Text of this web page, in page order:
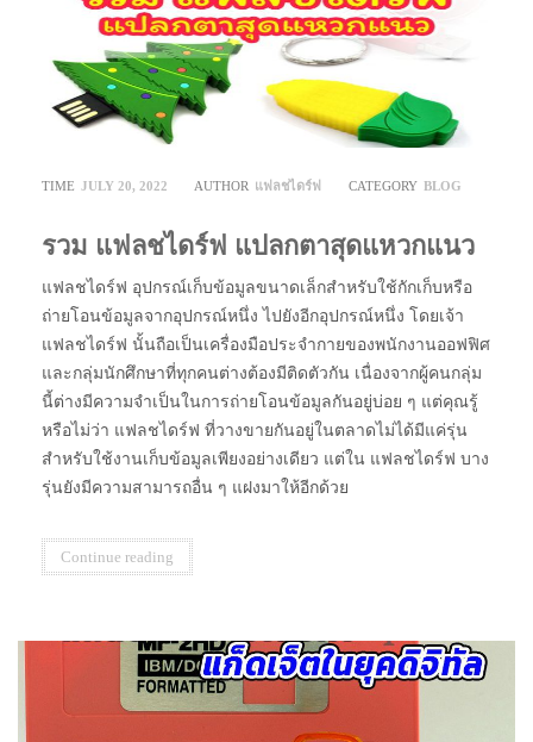
TIME JULY 20, 2022 AUTHOR แฟลชไดร์ฟ CATEGORY BLOG
รวม แฟลชไดร์ฟ แปลกตาสุดแหวกแนว
แฟลชไดร์ฟ อุปกรณ์เก็บข้อมูลขนาดเล็กสำหรับใช้กักเก็บหรือ
ถ่ายโอนข้อมูลจากอุปกรณ์หนึ่ง ไปยังอีกอุปกรณ์หนึ่ง โดยเจ้า
แฟลชไดร์ฟ นั้นถือเป็นเครื่องมือประจำกายของพนักงานออฟฟิศ
และกลุ่มนักศึกษาที่ทุกคนต่างต้องมีติดตัวกัน เนื่องจากผู้คนกลุ่ม
นี้ต่างมีความจำเป็นในการถ่ายโอนข้อมูลกันอยู่บ่อย ๆ แต่คุณรู้
หรือไม่ว่า แฟลชไดร์ฟ ที่วางขายกันอยู่ในตลาดไม่ได้มีแค่รุ่น
สำหรับใช้งานเก็บข้อมูลเพียงอย่างเดียว แต่ใน แฟลชไดร์ฟ บาง
รุ่นยังมีความสามารถอื่น ๆ แฝงมาให้อีกด้วย
Continue reading